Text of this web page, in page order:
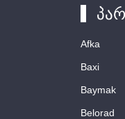
Afka
Baxi
Baymak
Belorad